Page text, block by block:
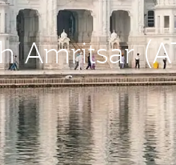
Amritsar